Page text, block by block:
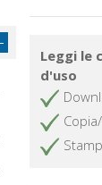
Leggi le
d'uso